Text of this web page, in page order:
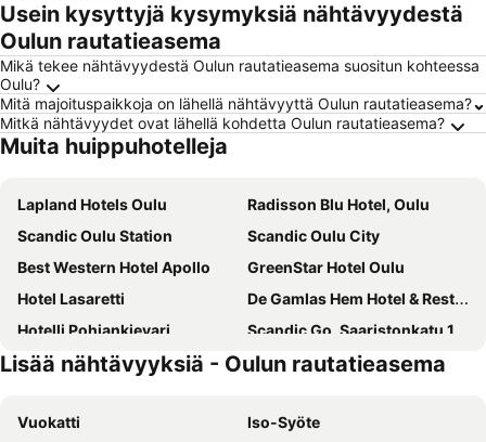
Usein kysyttyjä kysymyksiä nähtävyydestä
Oulun rautatieasema
Mikä tekee nähtävyydestä Oulun rautatieasema suositun kohteessa
Oulu?
Mitä majoituspaikkoja on lähellä nähtävyyttä Oulun rautatieasema?
Mitkä nähtävyydet ovat lähellä kohdetta Oulun rautatieasema?
Muita huippuhotelleja
Lapland Hotels Oulu
Radisson Blu Hotel, Oulu
Scandic Oulu Station
Scandic Oulu City
Best Western Hotel Apollo
GreenStar Hotel Oulu
Hotel Lasaretti
De Gamlas Hem Hotel & Restaurant
Hotelli Pohjankievari
Scandic Go, Saaristonkatu 1
Finlandia Hotel Airport Oulu
Samantta Hotel & Restaurant
Lisää nähtävyyksiä - Oulun rautatieasema
Vuokatti
Iso-Syöte